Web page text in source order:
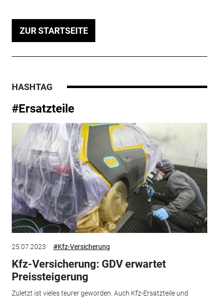
ZUR STARTSEITE
HASHTAG
#Ersatzteile
25.07.2023 #Kfz-Versicherung
Kfz-Versicherung: GDV erwartet
Preissteigerung
Zuletzt ist vieles teurer geworden. Auch Kfz-Ersatzteile und